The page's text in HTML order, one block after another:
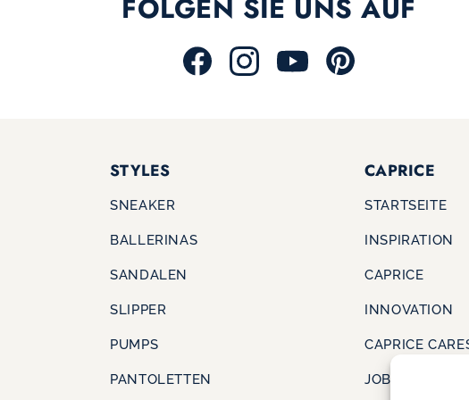
FOLGEN SIE UNS AUF
STYLES
SNEAKER
BALLERINAS
SANDALEN
SLIPPER
PUMPS
PANTOLETTEN
CAPRICE
STARTSEITE
INSPIRATION
CAPRICE
INNOVATION
CAPRICE
JOBS &